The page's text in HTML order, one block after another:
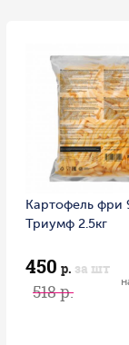
Картофель фри
Триумф 2.5кг
450 р. за шт
518 р.